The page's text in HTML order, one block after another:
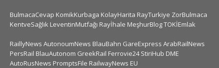
BulmacaCevap KomikKurbaga KolayHarita RayTurkiye ZorBulmaca
KentveSağlık LeventinMutfağı Rayİhale MeşhurBlogTOKİEmlak
RaillyNews AutonoumNews BlauBahn GareExpress ArabRailNews
PersRail BlauAutonom GreekRail Ferrovie24 StiriHub DME
AutoRusNews PromptsFile RailwayNews EU